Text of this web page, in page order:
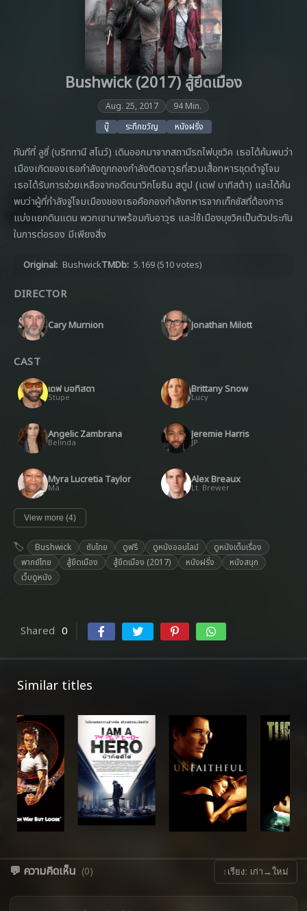
Bushwick (2017) สู้ยึดเมือง
Aug. 25, 2017
94 Min.
บู๊
ระทึกขวัญ หนังฝรั่ง
ทันทีที่ ลูซี่ (บริททานี สโนว์) เดินออกมาจากสถานีรถไฟบุชวิค เธอได้ค้นพบว่า
เมืองเกิดของเธอกำลังถูกกองกำลังติดอาวุธที่สวมเสื้อทหารชุดดำจู่โจม
เธอได้รับการช่วยเหลือจากอดีตนาวิกโยธิน สตูป (เดฟ บาทิสต้า) และได้ค้น
พบว่าผู้ที่กำลังจู่โจมเมืองของเธอคือกองกำลังทหารจากเท็กซัสที่ต้องการ
แบ่งแยกดินแดน พวกเขามาพร้อมกับอาวุธ และใช้เมืองบุชวิคเป็นตัวประกัน
ในการต่อรอง มีเพียงสิ่ง
Original: BushwickTMDb: 5.169 (510 votes)
DIRECTOR
Cary Murnion Jonathan Milott
CAST
เดฟ บอทิสตา
Stupe
Brittany Snow
Lucy
Angelic Zambrana
Belinda
Jeremie Harris
JP
Myra Lucretia Taylor
Ma
Alex Breaux
Lt. Brewer
View more (4)
Bushwick ซับไทย ดูฟรี ดูหนังออนไลน์
ดูหนังเต็มเรื่อง
พากย์ไทย
สู้ยึดเมือง สู้ยึดเมือง (2017) หนังฝรั่ง
หนังสนุก
เว็บดูหนัง
Shared 0
Similar titles
💬 ความคิดเห็น (0) ↕ เรียง: เก่า→ใหม่